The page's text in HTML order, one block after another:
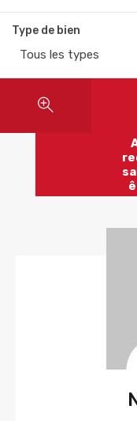
Type de bien
Tous les types